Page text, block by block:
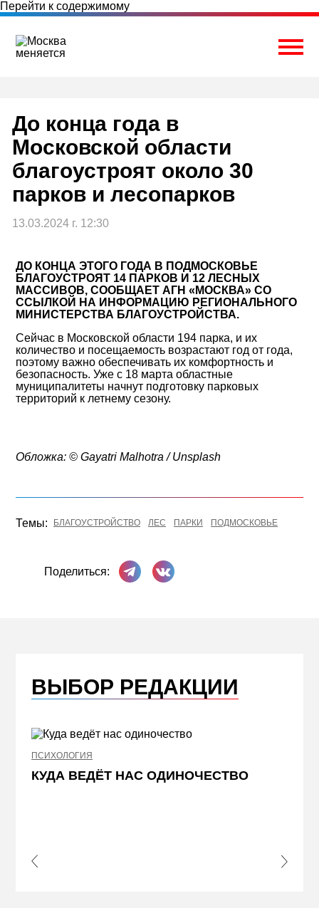
Перейти к содержимому
До конца года в
Московской области
благоустроят около 30
парков и лесопарков
13.03.2024 г. 12:30
ДО КОНЦА ЭТОГО ГОДА В ПОДМОСКОВЬЕ
БЛАГОУСТРОЯТ 14 ПАРКОВ И 12 ЛЕСНЫХ
МАССИВОВ, СООБЩАЕТ АГН «МОСКВА» СО
ССЫЛКОЙ НА ИНФОРМАЦИЮ РЕГИОНАЛЬНОГО
МИНИСТЕРСТВА БЛАГОУСТРОЙСТВА.
Сейчас в Московской области 194 парка, и их
количество и посещаемость возрастают год от года,
поэтому важно обеспечивать их комфортность и
безопасность. Уже с 18 марта областные
муниципалитеты начнут подготовку парковых
территорий к летнему сезону.
Обложка: © Gayatri Malhotra / Unsplash
Темы: БЛАГОУСТРОЙСТВО ЛЕС ПАРКИ ПОДМОСКОВЬЕ
Поделиться:
Поделиться в Телеграме
Поделиться ВКонтакте
ВЫБОР РЕДАКЦИИ
ПСИХОЛОГИЯ
КУДА ВЕДЁТ НАС ОДИНОЧЕСТВО
Slide
Next